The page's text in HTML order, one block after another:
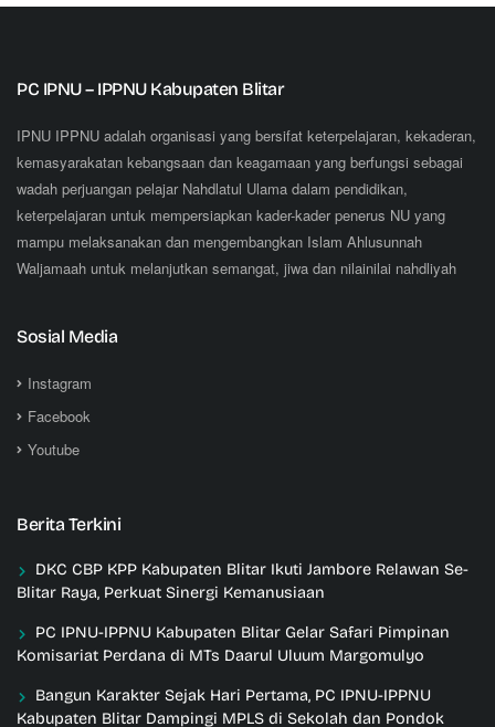
PC IPNU – IPPNU Kabupaten Blitar
IPNU IPPNU adalah organisasi yang bersifat keterpelajaran, kekaderan,
kemasyarakatan kebangsaan dan keagamaan yang berfungsi sebagai
wadah perjuangan pelajar Nahdlatul Ulama dalam pendidikan,
keterpelajaran untuk mempersiapkan kader-kader penerus NU yang
mampu melaksanakan dan mengembangkan Islam Ahlusunnah
Waljamaah untuk melanjutkan semangat, jiwa dan nilainilai nahdliyah
Sosial Media
Instagram
Facebook
Youtube
Berita Terkini
DKC CBP KPP Kabupaten Blitar Ikuti Jambore Relawan Se-
Blitar Raya, Perkuat Sinergi Kemanusiaan
PC IPNU-IPPNU Kabupaten Blitar Gelar Safari Pimpinan
Komisariat Perdana di MTs Daarul Uluum Margomulyo
Bangun Karakter Sejak Hari Pertama, PC IPNU-IPPNU
Kabupaten Blitar Dampingi MPLS di Sekolah dan Pondok